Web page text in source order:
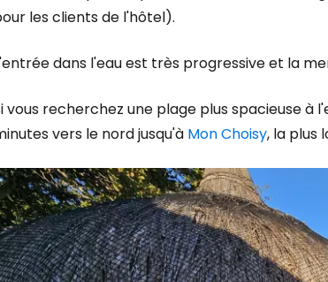
les clients de l'hôtel).
dans l'eau est très progressive et la
vous recherchez une plage plus spacieuse à
vers le nord jusqu'à Mon Choisy, la plus